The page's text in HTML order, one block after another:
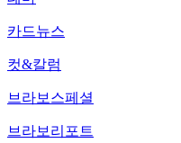
카드뉴스
컷&칼럼
브라보스페셜
브라보리포트